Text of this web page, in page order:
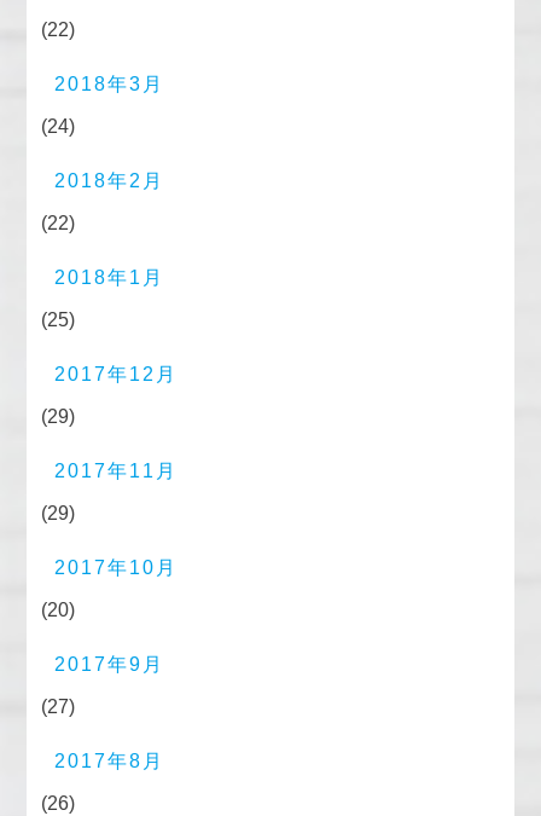
(22)
2018年3月
(24)
2018年2月
(22)
2018年1月
(25)
2017年12月
(29)
2017年11月
(29)
2017年10月
(20)
2017年9月
(27)
2017年8月
(26)